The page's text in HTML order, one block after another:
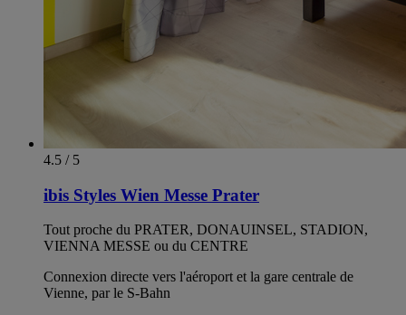
4.5 / 5
ibis Styles Wien Messe Prater
Tout proche du PRATER, DONAUINSEL, STADION,
VIENNA MESSE ou du CENTRE
Connexion directe vers l'aéroport et la gare centrale de
Vienne, par le S-Bahn